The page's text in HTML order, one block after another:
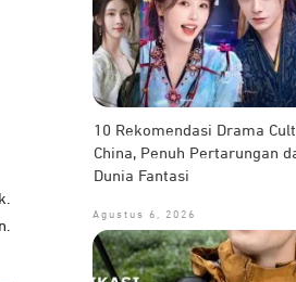
10 Rekomendasi Drama
China, Penuh Pertarungan
Dunia Fantasi
Agustus 6, 2026